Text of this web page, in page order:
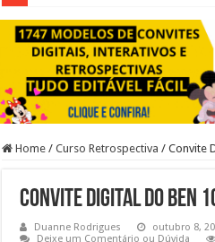
Home / Curso Retrospectiva / Convite
Convite Digital do Ben
Duanne Rodrigues outubro 8,
Deixe um Comentário ou Dúvida